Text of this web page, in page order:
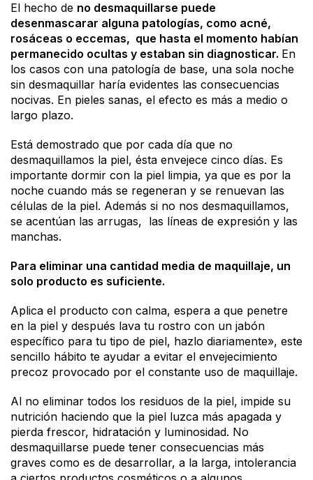
El hecho de no desmaquillarse puede
desenmascarar alguna patologías, como acné,
rosáceas o eccemas, que hasta el momento habían
permanecido ocultas y estaban sin diagnosticar. En
los casos con una patología de base, una sola noche
sin desmaquillar haría evidentes las consecuencias
nocivas. En pieles sanas, el efecto es más a medio o
largo plazo.
Está demostrado que por cada día que no
desmaquillamos la piel, ésta envejece cinco días. Es
importante dormir con la piel limpia, ya que es por la
noche cuando más se regeneran y se renuevan las
células de la piel. Además si no nos desmaquillamos,
se acentúan las arrugas, las líneas de expresión y las
manchas.
Para eliminar una cantidad media de maquillaje, un
solo producto es suficiente.
Aplica el producto con calma, espera a que penetre
en la piel y después lava tu rostro con un jabón
específico para tu tipo de piel, hazlo diariamente», este
sencillo hábito te ayudar a evitar el envejecimiento
precoz provocado por el constante uso de maquillaje.
Al no eliminar todos los residuos de la piel, impide su
nutrición haciendo que la piel luzca más apagada y
pierda frescor, hidratación y luminosidad. No
desmaquillarse puede tener consecuencias más
graves como es de desarrollar, a la larga, intolerancia